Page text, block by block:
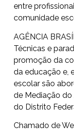
entre
comunidade
AGÊNCIA
Técnicas e
promoção da
da educação e,
escolar são
de Mediação
do Distrito
Chamado de